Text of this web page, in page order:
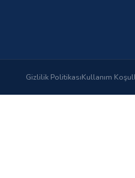
Gizlilik PolitikasıKullanım